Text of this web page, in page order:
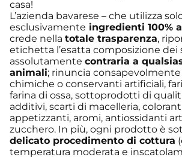
casa!
L’azienda bavarese – che utilizza
esclusivamente ingredienti 100%
crede nella totale trasparenza,
etichetta l’esatta composizione dei
assolutamente contraria a
animali; rinuncia consapevolmente
chimiche o conservanti artificiali,
farina di ossa, sottoprodotti di
additivi, scarti di macelleria,
appetizzanti, aromi, antiossidanti
zucchero. In più, ogni prodotto è
delicato procedimento di cottura
temperatura moderata e